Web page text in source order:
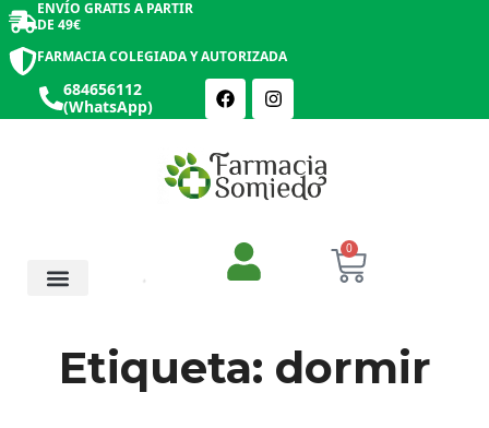
ENVÍO GRATIS A PARTIR
DE 49€
FARMACIA COLEGIADA Y AUTORIZADA
684656112
(WhatsApp)
0
Etiqueta: dormir